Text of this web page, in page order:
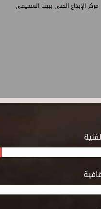
مركز الإبداع الفنى ببيت السحيمى